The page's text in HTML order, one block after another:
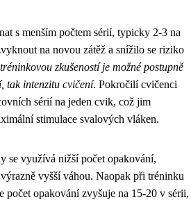
s menším počtem sérií, typicky 2-3 na
na novou zátěž a snížilo se riziko
zkušeností je možné postupně
tak intenzitu cvičení. Pokročilí cvičenci
sérií na jeden cvik, což jim
stimulace svalových vláken.
se využívá nižší počet opakování,
vyšší váhou. Naopak při tréninku
počet opakování zvyšuje na 15-20 v sérii,